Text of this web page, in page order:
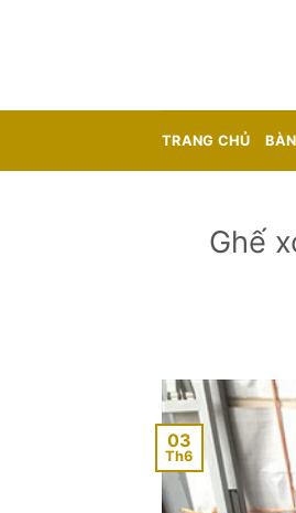
TRANG CHỦ
Ghế
03
Th6